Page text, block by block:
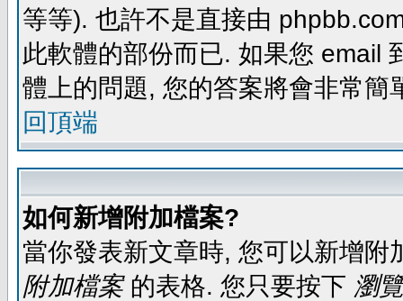
等等). 也許不是直接由
此軟體的部份而已. 如果您 email
體上的問題, 您的答案將會非常簡
回頂端
如何新增附加檔案?
當你發表新文章時, 您可以新增
附加檔案的表格. 您只要按下 瀏